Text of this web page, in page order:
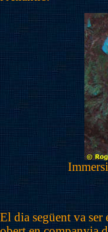
El dia següent va